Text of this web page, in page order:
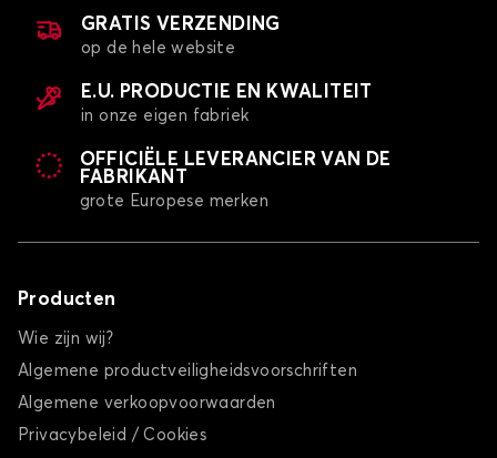
GRATIS VERZENDING
op de hele website
E.U. PRODUCTIE EN KWALITEIT
in onze eigen fabriek
OFFICIËLE LEVERANCIER VAN DE
FABRIKANT
grote Europese merken
Producten
Wie zijn wij?
Algemene productveiligheidsvoorschriften
Algemene verkoopvoorwaarden
Privacybeleid / Cookies